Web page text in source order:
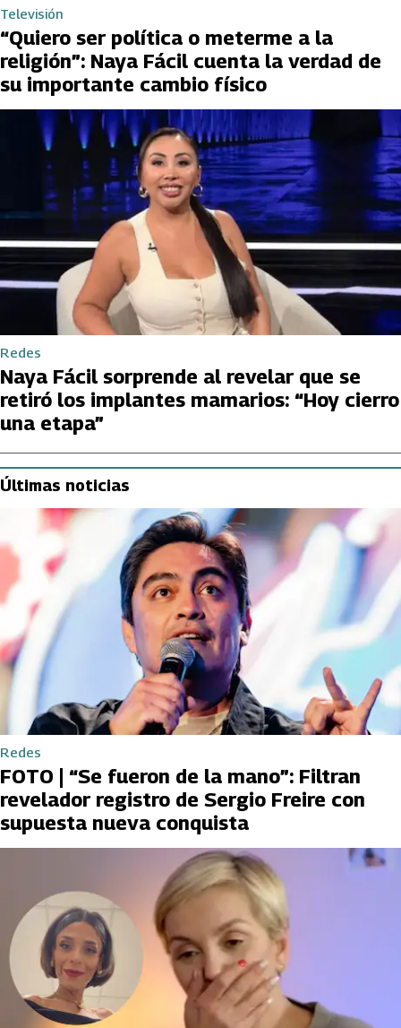
Televisión
“Quiero ser política o meterme a la
religión”: Naya Fácil cuenta la verdad de
su importante cambio físico
Redes
Naya Fácil sorprende al revelar que se
retiró los implantes mamarios: “Hoy cierro
una etapa”
Últimas noticias
Redes
FOTO | “Se fueron de la mano”: Filtran
revelador registro de Sergio Freire con
supuesta nueva conquista